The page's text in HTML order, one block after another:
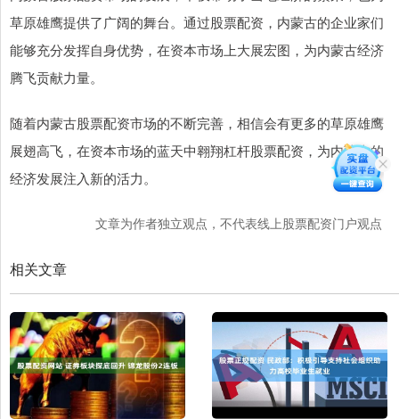
草原雄鹰提供了广阔的舞台。通过股票配资，内蒙古的企业家们
能够充分发挥自身优势，在资本市场上大展宏图，为内蒙古经济
腾飞贡献力量。
随着内蒙古股票配资市场的不断完善，相信会有更多的草原雄鹰
展翅高飞，在资本市场的蓝天中翱翔杠杆股票配资，为内蒙古的
经济发展注入新的活力。
文章为作者独立观点，不代表线上股票配资门户观点
相关文章